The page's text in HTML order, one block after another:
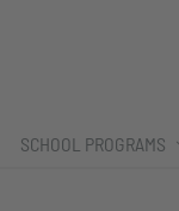
SCHOOL PROGRAMS